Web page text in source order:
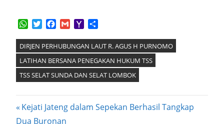
WhatsApp
TwitterFacebook
GmailYahoo
DIRJEN PERHUBUNGAN LAUT R. AGUS H PURNOMO
LATIHAN BERSANA PENEGAKAN HUKUM TSS
TSS SELAT SUNDA DAN SELAT LOMBOK
Post
Previous
Post:
Kejati Jateng dalam Sepekan Berhasil Tangkap
Dua Buronan